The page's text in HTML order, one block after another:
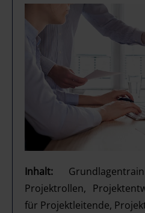
Inhalt:
Projektrollen,
für Projektleitende,